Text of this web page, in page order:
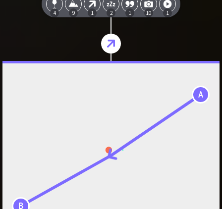
4 9 1 2 1 10 1
A
B